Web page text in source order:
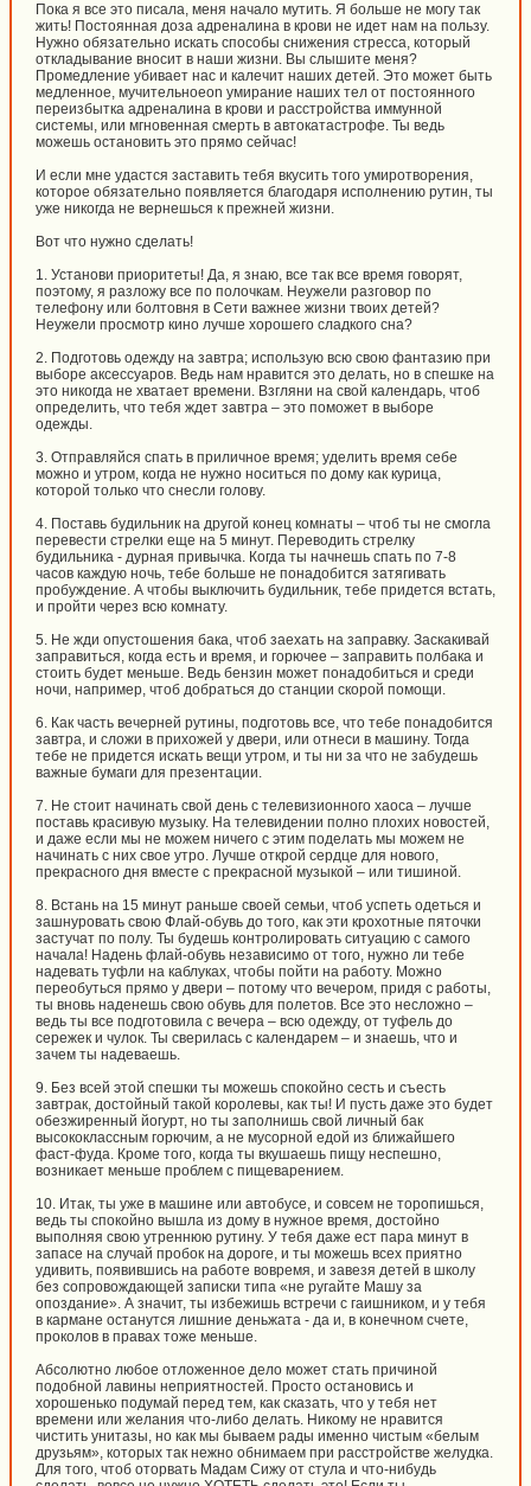
Пока я все это писала, меня начало мутить. Я больше не могу так
жить! Постоянная доза адреналина в крови не идет нам на пользу.
Нужно обязательно искать способы снижения стресса, который
откладывание вносит в наши жизни. Вы слышите меня?
Промедление убивает нас и калечит наших детей. Это может быть
медленное, мучительноеon умирание наших тел от постоянного
переизбытка адреналина в крови и расстройства иммунной
системы, или мгновенная смерть в автокатастрофе. Ты ведь
можешь остановить это прямо сейчас!
И если мне удастся заставить тебя вкусить того умиротворения,
которое обязательно появляется благодаря исполнению рутин, ты
уже никогда не вернешься к прежней жизни.
Вот что нужно сделать!
1. Установи приоритеты! Да, я знаю, все так все время говорят,
поэтому, я разложу все по полочкам. Неужели разговор по
телефону или болтовня в Сети важнее жизни твоих детей?
Неужели просмотр кино лучше хорошего сладкого сна?
2. Подготовь одежду на завтра; использую всю свою фантазию при
выборе аксессуаров. Ведь нам нравится это делать, но в спешке на
это никогда не хватает времени. Взгляни на свой календарь, чтоб
определить, что тебя ждет завтра – это поможет в выборе
одежды.
3. Отправляйся спать в приличное время; уделить время себе
можно и утром, когда не нужно носиться по дому как курица,
которой только что снесли голову.
4. Поставь будильник на другой конец комнаты – чтоб ты не смогла
перевести стрелки еще на 5 минут. Переводить стрелку
будильника - дурная привычка. Когда ты начнешь спать по 7-8
часов каждую ночь, тебе больше не понадобится затягивать
пробуждение. А чтобы выключить будильник, тебе придется встать,
и пройти через всю комнату.
5. Не жди опустошения бака, чтоб заехать на заправку. Заскакивай
заправиться, когда есть и время, и горючее – заправить полбака и
стоить будет меньше. Ведь бензин может понадобиться и среди
ночи, например, чтоб добраться до станции скорой помощи.
6. Как часть вечерней рутины, подготовь все, что тебе понадобится
завтра, и сложи в прихожей у двери, или отнеси в машину. Тогда
тебе не придется искать вещи утром, и ты ни за что не забудешь
важные бумаги для презентации.
7. Не стоит начинать свой день с телевизионного хаоса – лучше
поставь красивую музыку. На телевидении полно плохих новостей,
и даже если мы не можем ничего с этим поделать мы можем не
начинать с них свое утро. Лучше открой сердце для нового,
прекрасного дня вместе с прекрасной музыкой – или тишиной.
8. Встань на 15 минут раньше своей семьи, чтоб успеть одеться и
зашнуровать свою Флай-обувь до того, как эти крохотные пяточки
застучат по полу. Ты будешь контролировать ситуацию с самого
начала! Надень флай-обувь независимо от того, нужно ли тебе
надевать туфли на каблуках, чтобы пойти на работу. Можно
переобуться прямо у двери – потому что вечером, придя с работы,
ты вновь наденешь свою обувь для полетов. Все это несложно –
ведь ты все подготовила с вечера – всю одежду, от туфель до
сережек и чулок. Ты сверилась с календарем – и знаешь, что и
зачем ты надеваешь.
9. Без всей этой спешки ты можешь спокойно сесть и съесть
завтрак, достойный такой королевы, как ты! И пусть даже это будет
обезжиренный йогурт, но ты заполнишь свой личный бак
высококлассным горючим, а не мусорной едой из ближайшего
фаст-фуда. Кроме того, когда ты вкушаешь пищу неспешно,
возникает меньше проблем с пищеварением.
10. Итак, ты уже в машине или автобусе, и совсем не торопишься,
ведь ты спокойно вышла из дому в нужное время, достойно
выполняя свою утреннюю рутину. У тебя даже ест пара минут в
запасе на случай пробок на дороге, и ты можешь всех приятно
удивить, появившись на работе вовремя, и завезя детей в школу
без сопровождающей записки типа «не ругайте Машу за
опоздание». А значит, ты избежишь встречи с гаишником, и у тебя
в кармане останутся лишние деньжата - да и, в конечном счете,
проколов в правах тоже меньше.
Абсолютно любое отложенное дело может стать причиной
подобной лавины неприятностей. Просто остановись и
хорошенько подумай перед тем, как сказать, что у тебя нет
времени или желания что-либо делать. Никому не нравится
чистить унитазы, но как мы бываем рады именно чистым «белым
друзьям», которых так нежно обнимаем при расстройстве желудка.
Для того, чтоб оторвать Мадам Сижу от стула и что-нибудь